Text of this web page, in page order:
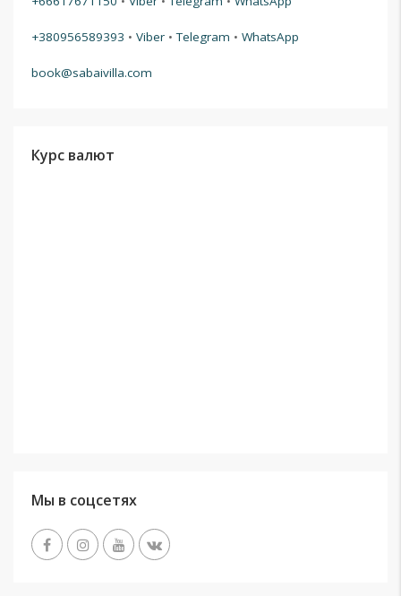
+380956589393 • Viber •Telegram • WhatsApp
book@sabaivilla.com
Курс валют
Мы в соцсетях